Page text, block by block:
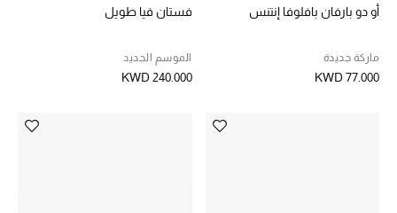
جميع مستحضرات الجمال
أو دو بارفان بافلوفا إنتنس
ماركة جديدة
KWD 77.000
فستان فيا طويل
الموسم الجديد
KWD 240.000